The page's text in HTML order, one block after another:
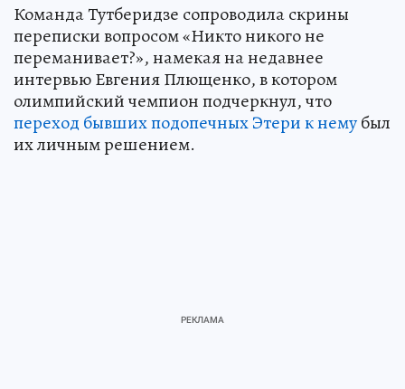
Команда Тутберидзе сопроводила скрины
переписки вопросом «Никто никого не
переманивает?», намекая на недавнее
интервью Евгения Плющенко, в котором
олимпийский чемпион подчеркнул, что
переход бывших подопечных Этери к немубыл
их личным решением.